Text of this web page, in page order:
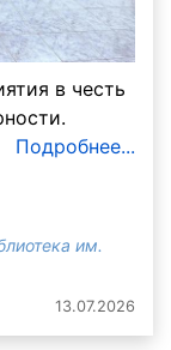
в честь
Подробнее...
им.
13.07.2026